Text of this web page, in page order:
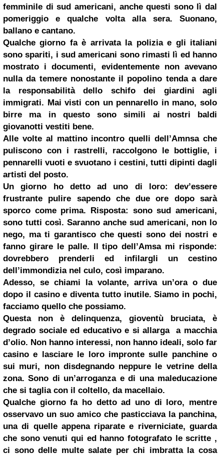
femminile di sud americani, anche questi sono lì dal
pomeriggio e qualche volta alla sera. Suonano,
ballano e cantano.
Qualche giorno fa è arrivata la polizia e gli italiani
sono spariti, i sud americani sono rimasti lì ed hanno
mostrato i documenti, evidentemente non avevano
nulla da temere nonostante il popolino tenda a dare
la responsabilità dello schifo dei giardini agli
immigrati. Mai visti con un pennarello in mano, solo
birre ma in questo sono simili ai nostri baldi
giovanotti vestiti bene.
Alle volte al mattino incontro quelli dell’Amnsa che
puliscono con i rastrelli, raccolgono le bottiglie, i
pennarelli vuoti e svuotano i cestini, tutti dipinti dagli
artisti del posto.
Un giorno ho detto ad uno di loro: dev’essere
frustrante pulire sapendo che due ore dopo sarà
sporco come prima. Risposta: sono sud americani,
sono tutti così. Saranno anche sud americani, non lo
nego, ma ti garantisco che questi sono dei nostri e
fanno girare le palle. Il tipo dell’Amsa mi risponde:
dovrebbero prenderli ed infilargli un cestino
dell’immondizia nel culo, così imparano.
Adesso, se chiami la volante, arriva un’ora o due
dopo il casino e diventa tutto inutile. Siamo in pochi,
facciamo quello che possiamo.
Questa non è delinquenza, gioventù bruciata, è
degrado sociale ed educativo e si allarga a macchia
d’olio. Non hanno interessi, non hanno ideali, solo far
casino e lasciare le loro impronte sulle panchine o
sui muri, non disdegnando neppure le vetrine della
zona. Sono di un’arroganza e di una maleducazione
che si taglia con il coltello, da macellaio.
Qualche giorno fa ho detto ad uno di loro, mentre
osservavo un suo amico che pasticciava la panchina,
una di quelle appena riparate e riverniciate, guarda
che sono venuti qui ed hanno fotografato le scritte ,
ci sono delle multe salate per chi imbratta la cosa